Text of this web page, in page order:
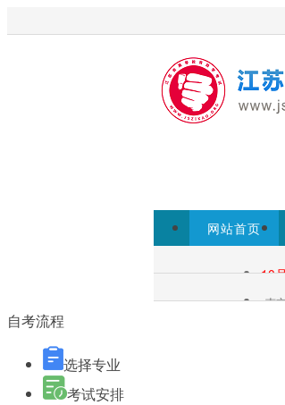
欢迎访问江苏
考试院
网站首页
10
南
自考流程
选择专业
考试安排